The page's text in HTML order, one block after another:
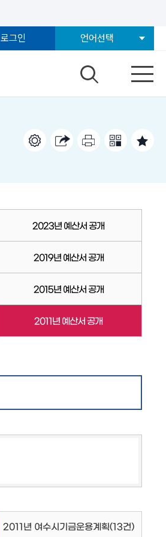
로그인 언어선택
2023년 예산서 공개
2019년 예산서 공개
2015년 예산서 공개
2011년 예산서 공개
2011년 여수시기금운용계획(13건)